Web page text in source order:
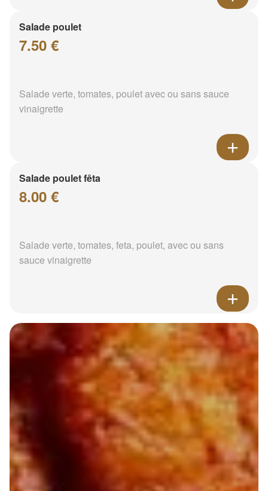
Salade poulet
7.50 €
Salade verte, tomates, poulet avec ou sans sauce
vinaigrette
Salade poulet fêta
8.00 €
Salade verte, tomates, feta, poulet, avec ou sans
sauce vinaigrette